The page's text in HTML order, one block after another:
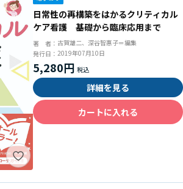
日常性の再構築をはかるクリティカル
ケア看護 基礎から臨床応用まで
著 者： 古賀雄二、深谷智惠子＝編集
発行日： 2019年07月10日
5,280円
詳細を見る
カートに入れる